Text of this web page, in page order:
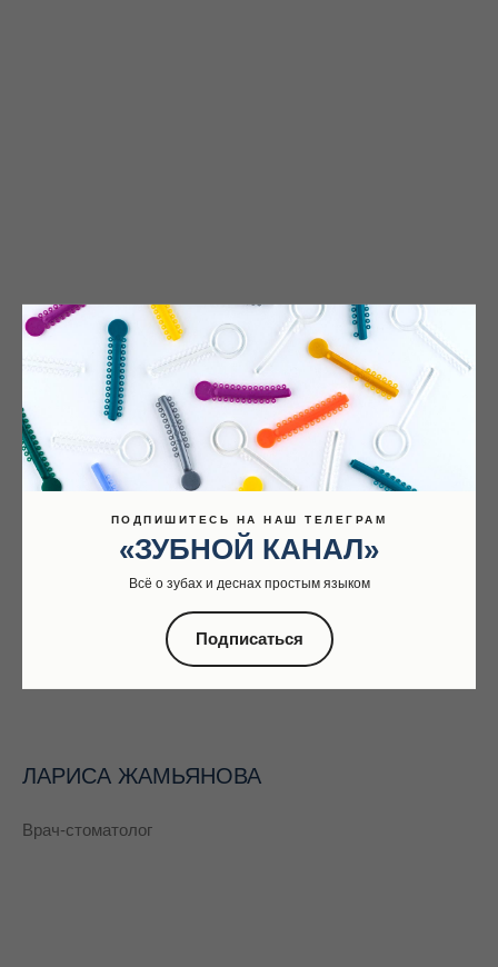
ЛАРИСА ЖАМЬЯНОВА
Врач-стоматолог
ПОДПИШИТЕСЬ НА НАШ ТЕЛЕГРАМ
«ЗУБНОЙ КАНАЛ»
Всё о зубах и деснах простым языком
Подписаться